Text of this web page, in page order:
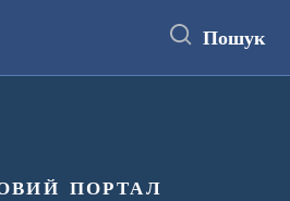
Пошук
портал